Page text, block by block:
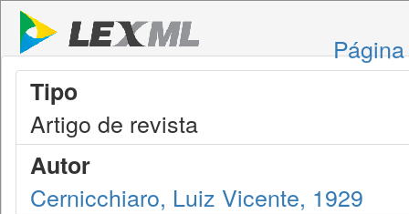
Tipo
Artigo de revista
Autor
Cernicchiaro, Luiz Vicente, 1929